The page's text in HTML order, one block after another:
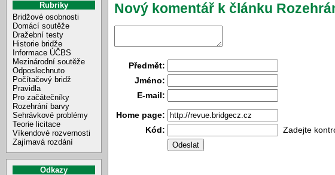
Rubriky
Bridžové osobnosti
Domácí soutěže
Dražební testy
Historie bridže
Informace ÚČBS
Mezinárodní soutěže
Odposlechnuto
Počítačový bridž
Pravidla
Pro začátečníky
Rozehrání barvy
Sehrávkové problémy
Teorie licitace
Víkendové rozvernosti
Zajímavá rozdání
Odkazy
Nový komentář k článku
Předmět:
Jméno:
E-mail:
Home page:
Kód:
Zadejte